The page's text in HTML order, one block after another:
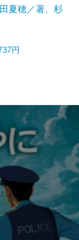
夏穂／著、杉
円